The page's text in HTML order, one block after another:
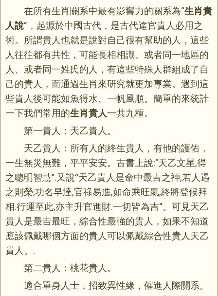
在所有生肖關系中最有影響力的關系為“生肖貴
人說”，起源於中國古代，是古代達官貴人必用之
術。所謂貴人也就是說對自己很有幫助的人，這些
人往往都有共性，可能長相相識、或者同一地區的
人、或者同一姓氏的人，有這些特殊人群組成了自
己的貴人，而通過生肖來研究就更加專業。遇到這
些貴人後可能如魚得水、一帆風順。簡單的來統計
一下我們常用的生肖貴人一共九種。
第一貴人：天乙貴人。
天乙貴人：所有人的終生貴人，有他的護佑，
一生無災無難，平平安安。古書上說:"天乙文星,得
之聰明智慧".又說“天乙貴人是命中最吉之神,若人遇
之則榮,功名早達,官祿易進,如命乘旺氣,終將登候拜
相.行運至此,亦主升官進財.一切皆為吉“。可見天乙
貴人是最吉最旺，綜合性最強的貴人，如果不知道
應該佩戴哪個方面的貴人可以佩戴綜合性貴人天乙
貴人。.
第二貴人：桃花貴人。
適合單身人士，招致異性緣，催進人際關系。